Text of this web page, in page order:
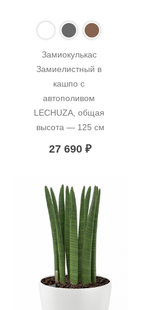
Замиокулькас
Замиелистный в
кашпо с
автополивом
LECHUZA, общая
высота — 125 см
27 690₽